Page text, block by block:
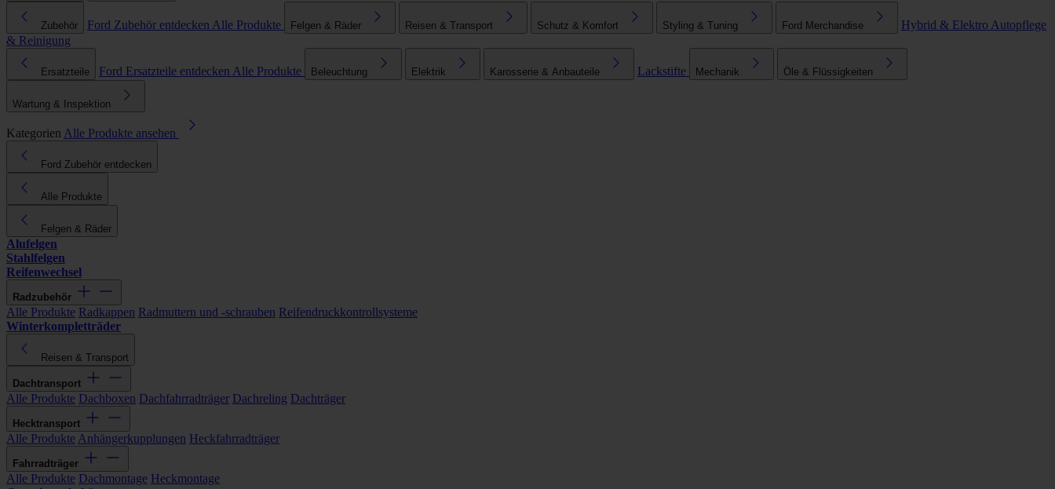
Zubehör Ford Zubehör entdecken Alle Produkte Felgen & Räder Reisen & Transport Schutz & Komfort Styling & Tuning Ford Merchandise Hybrid & Elektro Autopflege
& Reinigung
Ersatzteile Ford Ersatzteile entdecken Alle Produkte Beleuchtung Elektrik Karosserie & Anbauteile Lackstifte Mechanik Öle & Flüssigkeiten
Wartung & Inspektion
Kategorien Alle Produkte ansehen
Ford Zubehör entdecken
Alle Produkte
Felgen & Räder
Alufelgen
Stahlfelgen
Reifenwechsel
Radzubehör
Alle Produkte Radkappen Radmuttern und -schrauben Reifendruckkontrollsysteme
Winterkompletträder
Reisen & Transport
Dachtransport
Alle Produkte Dachboxen Dachfahrradträger Dachreling Dachträger
Hecktransport
Alle Produkte Anhängerkupplungen Heckfahrradträger
Fahrradträger
Alle Produkte Dachmontage Heckmontage